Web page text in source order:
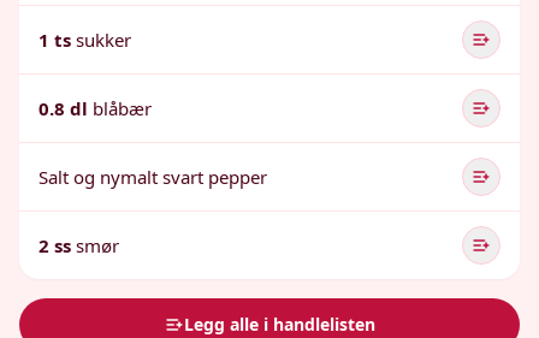
1 ts sukker
0.8 dl blåbær
Salt og nymalt svart pepper
2 ss smør
Legg alle i handlelisten